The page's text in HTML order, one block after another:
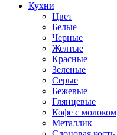
Кухни
Цвет
Белые
Черные
Желтые
Красные
Зеленые
Серые
Бежевые
Глянцевые
Кофе с молоком
Металлик